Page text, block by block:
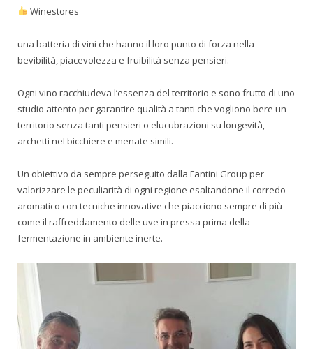
Winestores
una batteria di vini che hanno il loro punto di forza nella
bevibilità, piacevolezza e fruibilità senza pensieri.
Ogni vino racchiudeva l’essenza del territorio e sono frutto di uno
studio attento per garantire qualità a tanti che vogliono bere un
territorio senza tanti pensieri o elucubrazioni su longevità,
archetti nel bicchiere e menate simili.
Un obiettivo da sempre perseguito dalla Fantini Group per
valorizzare le peculiarità di ogni regione esaltandone il corredo
aromatico con tecniche innovative che piacciono sempre di più
come il raffreddamento delle uve in pressa prima della
fermentazione in ambiente inerte.